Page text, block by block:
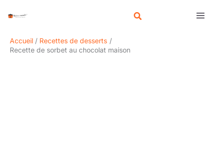
Accueil
Recettes de desserts
Recette de sorbet au chocolat maison
e
h